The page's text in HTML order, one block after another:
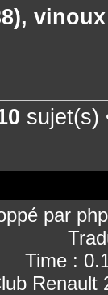
vinoux
sujet(s)
par
Time :
Renault